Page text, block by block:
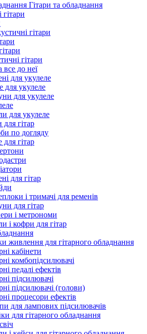
Гітари та обладнання
гітари
гітари
все до неї
для укулеле
для укулеле
для укулеле
для укулеле
гітар
по догляду
для гітар
для гітар
і тримачі для ременів
для гітар
і метрономи
і кофри для гітар
живлення для гітарного обладнання
кабінети
комбопідсилювачі
педалі ефектів
підсилювачі
підсилювачі (голови)
процесори ефектів
для лампових підсилювачів
для гітарного обладнання